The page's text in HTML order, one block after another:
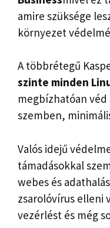
amire szüksége
környezet
A többrétegű
szinte minden
megbízhatóan
szemben,
Valós idejű
támadásokkal
webes és
zsarolóvírus elleni
vezérlést és még